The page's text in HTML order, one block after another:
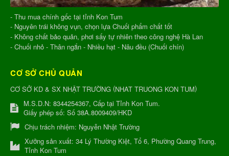
- Thu mua chính gốc tại tỉnh Kon Tum
- Nguyên trái không vụn, chọn lựa Chuối phẩm chất tốt
- Không chất bảo quản, phơi sấy tự nhiên theo công nghệ Hà Lan
- Chuối nhỏ - Thân ngắn - Nhiều hạt - Nâu đều (Chuối chín)
CƠ SỞ CHỦ QUẢN
CƠ SỞ KD & SX NHẬT TRƯỜNG (NHAT TRUONG KON TUM)
M.S.D.N: 8344254367, Cấp tại Tỉnh Kon Tum.
Giấy phép số: Số 38A.8009409/HKD
Chịu trách nhiệm: Nguyễn Nhật Trường
Xưởng sản xuất: 34 Lý Thường Kiệt, Tổ 6, Phường Quang Trung,
Tỉnh Kon Tum